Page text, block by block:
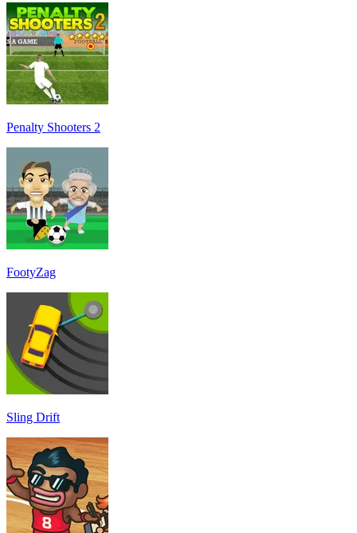
Penalty Shooters 2
FootyZag
Sling Drift